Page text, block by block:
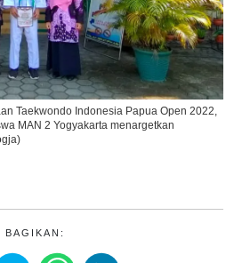
Taekwondo Indonesia Papua Open 2022,
MAN 2 Yogyakarta menargetkan
BAGIKAN: